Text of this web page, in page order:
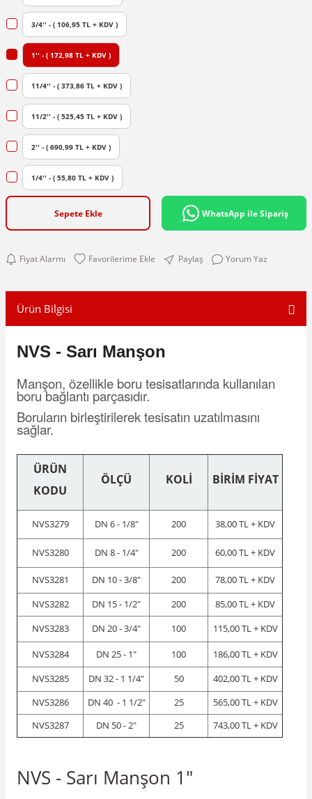
3/4'' - ( 106,95 TL + KDV )
1'' - ( 172,98 TL + KDV )
11/4'' - ( 373,86 TL + KDV )
11/2'' - ( 525,45 TL + KDV )
2'' - ( 690,99 TL + KDV )
1/4'' - ( 55,80 TL + KDV )
Sepete Ekle WhatsApp ile Sipariş
Fiyat Alarmı Paylaş Yorum Yaz
Ürün Bilgisi
NVS - Sarı Manşon
Manşon, özellikle boru tesisatlarında kullanılan
boru bağlantı parçasıdır.
Boruların birleştirilerek tesisatın uzatılmasını
sağlar.
ÜRÜN
KODU
ÖLÇÜ KOLİ BİRİM FİYAT
NVS3279 DN 6 - 1/8" 200 38,00 TL + KDV
NVS3280 DN 8 - 1/4" 200 60,00 TL + KDV
NVS3281 DN 10 - 3/8" 200
78,00 TL + KDV
NVS3282
DN 15 - 1/2" 200
85,00 TL + KDV
NVS3283
DN 20 - 3/4" 100 115,00 TL + KDV
NVS3284 DN 25 - 1" 100
186,00 TL + KDV
NVS3285
DN 32 - 1 1/4" 50
402,00 TL + KDV
NVS3286
DN 40 - 1 1/2" 25
565,00 TL + KDV
NVS3287
DN 50 - 2" 25 743,00 TL + KDV
NVS - Sarı Manşon 1"